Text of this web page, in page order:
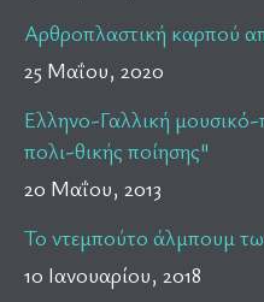
Αρθροπλαστική καρπού
25 Μαΐου, 2020
Ελληνο-Γαλλική μουσικό-
πολι-θικής ποίησης"
20 Μαΐου, 2013
Το ντεμπούτο άλμπουμ
10 Ιανουαρίου, 2018